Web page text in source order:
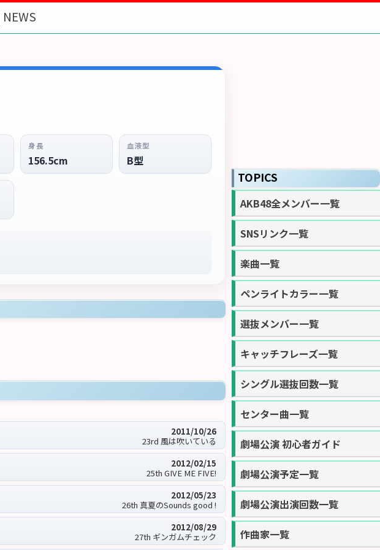
NEWS
身長
156.5cm
血液型
B型
2011/10/26
23rd 風は吹いている
2012/02/15
25th GIVE ME FIVE!
2012/05/23
26th 真夏のSounds good !
2012/08/29
27th ギンガムチェック
TOPICS
AKB48全メンバー一覧
SNSリンク一覧
楽曲一覧
ペンライトカラー一覧
選抜メンバー一覧
キャッチフレーズ一覧
シングル選抜回数一覧
センター曲一覧
劇場公演 初心者ガイド
劇場公演予定一覧
劇場公演出演回数一覧
作曲家一覧